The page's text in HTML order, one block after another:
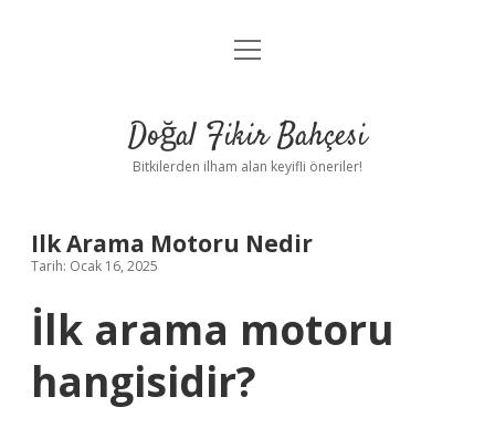
Anasayfa
Yasal Uyarı
menüyü
Doğal Fikir Bahçesi
Bitkilerden ilham alan keyifli öneriler!
Ilk Arama Motoru Nedir
Tarih: Ocak 16, 2025
İlk arama motoru
hangisidir?